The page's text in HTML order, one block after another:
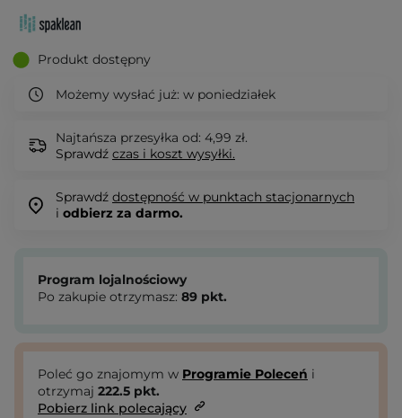
Produkt dostępny
Możemy wysłać już: w poniedziałek
Najtańsza przesyłka od: 4,99 zł.
Sprawdź czas i koszt wysyłki.
Sprawdź dostępność w punktach stacjonarnych
i odbierz za darmo.
Program lojalnościowy
Po zakupie otrzymasz: 89 pkt.
Poleć go znajomym w Programie Poleceń i
otrzymaj 222.5 pkt.
Pobierz link polecający